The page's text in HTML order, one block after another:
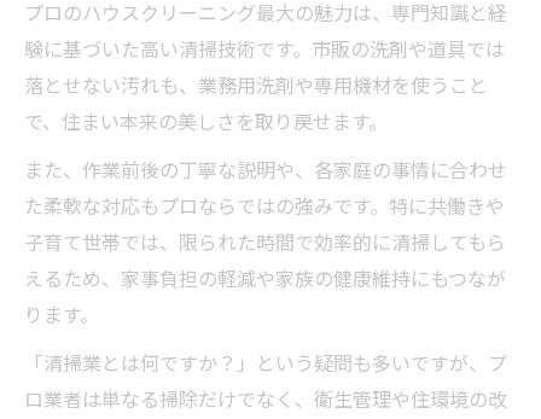
プロのハウスクリーニング最大の魅力は、専門知識と経
験に基づいた高い清掃技術です。市販の洗剤や道具では
落とせない汚れも、業務用洗剤や専用機材を使うこと
で、住まい本来の美しさを取り戻せます。
また、作業前後の丁寧な説明や、各家庭の事情に合わせ
た柔軟な対応もプロならではの強みです。特に共働きや
子育て世帯では、限られた時間で効率的に清掃してもら
えるため、家事負担の軽減や家族の健康維持にもつなが
ります。
「清掃業とは何ですか？」という疑問も多いですが、プ
ロ業者は単なる掃除だけでなく、衛生管理や住環境の改